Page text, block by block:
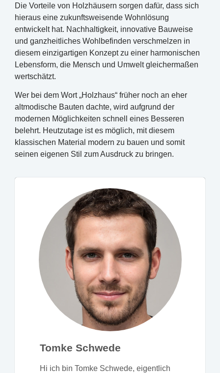
Die Vorteile von Holzhäusern sorgen dafür, dass sich
hieraus eine zukunftsweisende Wohnlösung
entwickelt hat. Nachhaltigkeit, innovative Bauweise
und ganzheitliches Wohlbefinden verschmelzen in
diesem einzigartigen Konzept zu einer harmonischen
Lebensform, die Mensch und Umwelt gleichermaßen
wertschätzt.
Wer bei dem Wort „Holzhaus“ früher noch an eher
altmodische Bauten dachte, wird aufgrund der
modernen Möglichkeiten schnell eines Besseren
belehrt. Heutzutage ist es möglich, mit diesem
klassischen Material modern zu bauen und somit
seinen eigenen Stil zum Ausdruck zu bringen.
Tomke Schwede
Hi ich bin Tomke Schwede, eigentlich